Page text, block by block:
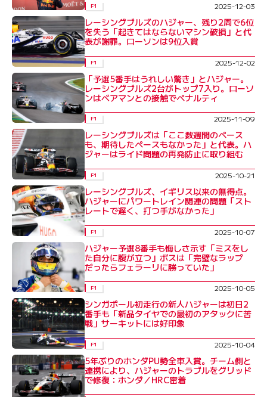
F1 2025-12-03
レーシングブルズのハジャー、残り2周で6位
を失う「起きてはならないマシン破損」と代
表が謝罪。ローソンは9位入賞
F1 2025-12-02
「予選5番手はうれしい驚き」とハジャー。
レーシングブルズ2台がトップ7入り。ローソ
ンはベアマンとの接触でペナルティ
F1 2025-11-09
レーシングブルズは「ここ数週間のペース
も、期待したペースもなかった」と代表。ハ
ジャーはライド問題の再発防止に取り組む
F1 2025-10-21
レーシングブルズ、イギリス以来の無得点。
ハジャーにパワートレイン関連の問題「スト
レートで遅く、打つ手がなかった」
F1 2025-10-07
ハジャー予選8番手も悔しさ示す「ミスをし
た自分に腹が立つ」ボスは「完璧なラップ
だったらフェラーリに勝っていた」
F1 2025-10-05
シンガポール初走行の新人ハジャーは初日2
番手も「新品タイヤでの最初のアタックに苦
戦」サーキットには好印象
F1 2025-10-04
5年ぶりのホンダPU勢全車入賞。チーム側と
連携により、ハジャーのトラブルをグリッド
で修復：ホンダ／HRC密着